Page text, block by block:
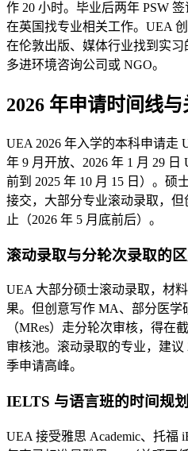
作 20 小时。毕业后两年 PSW 签
在英国找专业相关工作。UEA
在伦敦出版、媒体行业找到实
多进环境咨询公司或 NGO。
2026 年申请时间线
UEA 2026 年入学的本科申请走
年 9 月开放、2026 年 1 月 29
前到 2025 年 10 月 15 日）。硕
接交，大部分专业滚动录取，
止（2026 年 5 月底前后）。
滚动录取与分轮次录取的区
UEA 大部分硕士滚动录取，材
果。但创意写作 MA、部分医
（MRes）走分轮次审核，得在
审核池。滚动录取的专业，建议
季申请高峰。
IELTS 与语言班的时间规划
UEA 接受雅思 Academic、托福